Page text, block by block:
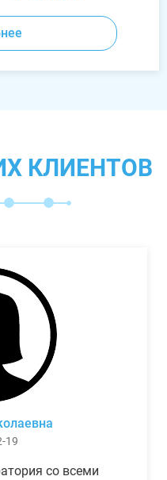
КЛИЕНТОВ
19
со всеми